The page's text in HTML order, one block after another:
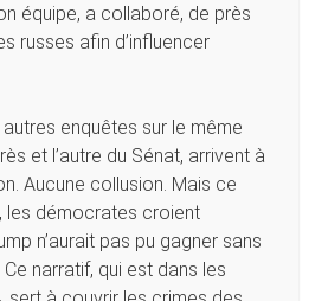
équipe, a collaboré, de près
russes afin d’influencer
enquêtes sur le même
et l’autre du Sénat, arrivent à
Aucune collusion. Mais ce
les démocrates croient
n’aurait pas pu gagner sans
Ce narratif, qui est dans les